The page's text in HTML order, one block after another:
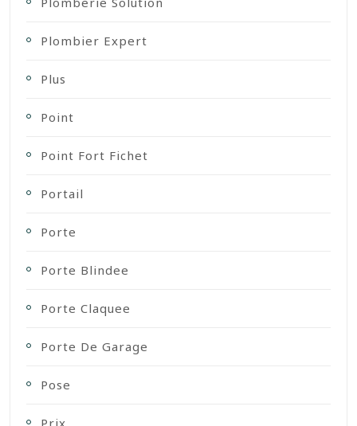
Plombier Expert
Plus
Point
Point Fort Fichet
Portail
Porte
Porte Blindee
Porte Claquee
Porte De Garage
Pose
Prix